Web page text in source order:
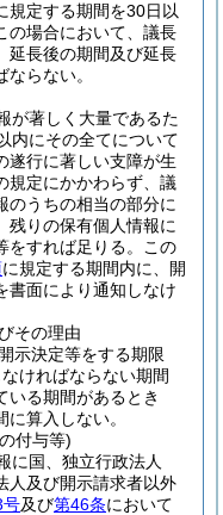
規定する期間を30日以
の場合において、議長
延長後の期間及び延長
らない。
が著しく大量であるた
内にその全てについて
遂行に著しい支障が生
規定にかかわらず、議
のうちの相当の部分に
残りの保有個人情報に
すれば足りる。
この
に規定する期間内に、開
書面により通知しなけ
その理由
示決定等をする期限
ければならない期間
いる期間があるとき
に算入しない。
付与等)
に国、独立行政法人
人及び開示請求者以外
号及び第46条において